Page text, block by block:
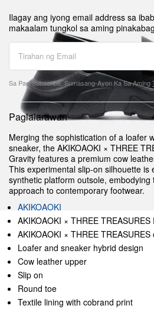
Ilagay ang iyong email address sa
makaalam tungkol sa aming
Sa Pag-Subscribe, Sumasang-Ayon Ka Sa Aming
Paglalarawan
Merging the sophistication of a loafer
sneaker, the AKIKOAOKI × THREE
Gravity features a premium cow
This experimental slip-on silhouette is
synthetic platform outsole,
approach to contemporary footwear.
AKIKOAOKI
AKIKOAOKI × THREE
AKIKOAOKI × THREE
Loafer and sneaker hybrid design
Cow leather upper
Slip on
Round toe
Textile lining with cobrand print